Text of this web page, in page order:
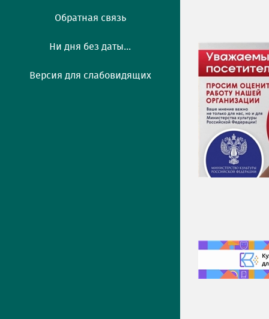
Обратная связь
Ни дня без даты...
Версия для слабовидящих